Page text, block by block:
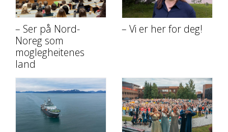
– Ser på Nord-
Noreg som
moglegheitenes
land
– Vi er her for deg!